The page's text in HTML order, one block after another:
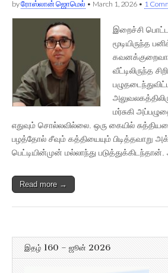
byரோஸ்லான் ஜொமெல் • March 1, 2026 • 1
இறைச்சி
மூடியிருந்த
வீட்டிலிருந்த
மர்சுகி
எதுவும் சொல்லவில்லை. ஒரு கையில்
பழத்தோல் சீவும் கத்தியையும் பிடித்தவாறு
பெட்டியின்முன் மல்லாந்து
Read more →
இதழ் 160 – ஜூன் 2026